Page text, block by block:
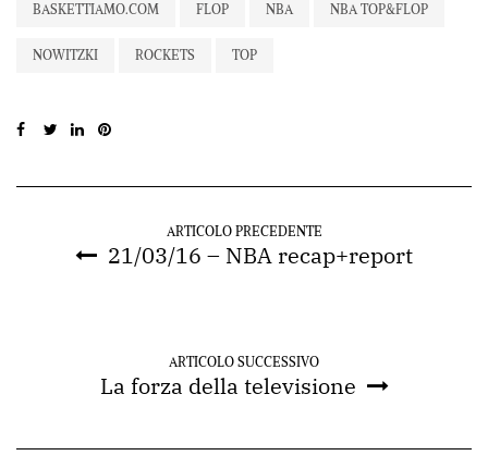
BASKETTIAMO.COM FLOP NBA NBA TOP&FLOP
NOWITZKI ROCKETS TOP
ARTICOLO PRECEDENTE
21/03/16 – NBA recap+report
ARTICOLO SUCCESSIVO
La forza della televisione